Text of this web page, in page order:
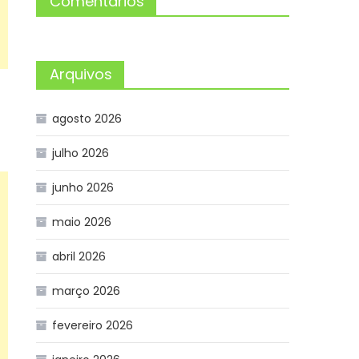
Arquivos
agosto 2026
julho 2026
junho 2026
maio 2026
abril 2026
março 2026
fevereiro 2026